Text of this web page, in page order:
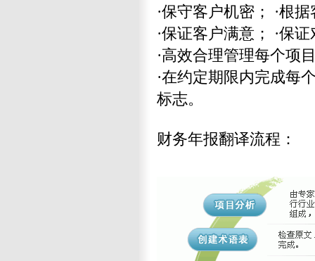
·保守客户机密； ·根
·保证客户满意； ·保
·高效合理管理每个项
·在约定期限内完成每
标志。
财务年报翻译流程：